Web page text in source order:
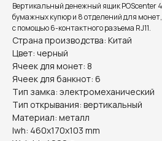
Вертикальный денежный ящик POScenter
бумажных купюр и 8 отделений для
с помощью 6-контактного разъема RJ11.
Страна производства: Китай
Цвет: черный
Ячеек для монет: 8
Ячеек для банкнот: 6
Тип замка: электромеханический
Тип открывания: вертикальный
Материал: металл
lwh: 460x170x103 mm